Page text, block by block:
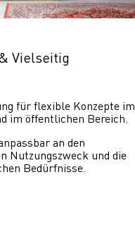
Vielseitig
für flexible Konzepte im
im öffentlichen Bereich.
an den
Nutzungszweck und die
Bedürfnisse.